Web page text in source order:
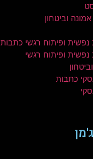
וביטחון
נפשית ופיתוח רגשי כתבות
נפשית ופיתוח רגשי
כתבות